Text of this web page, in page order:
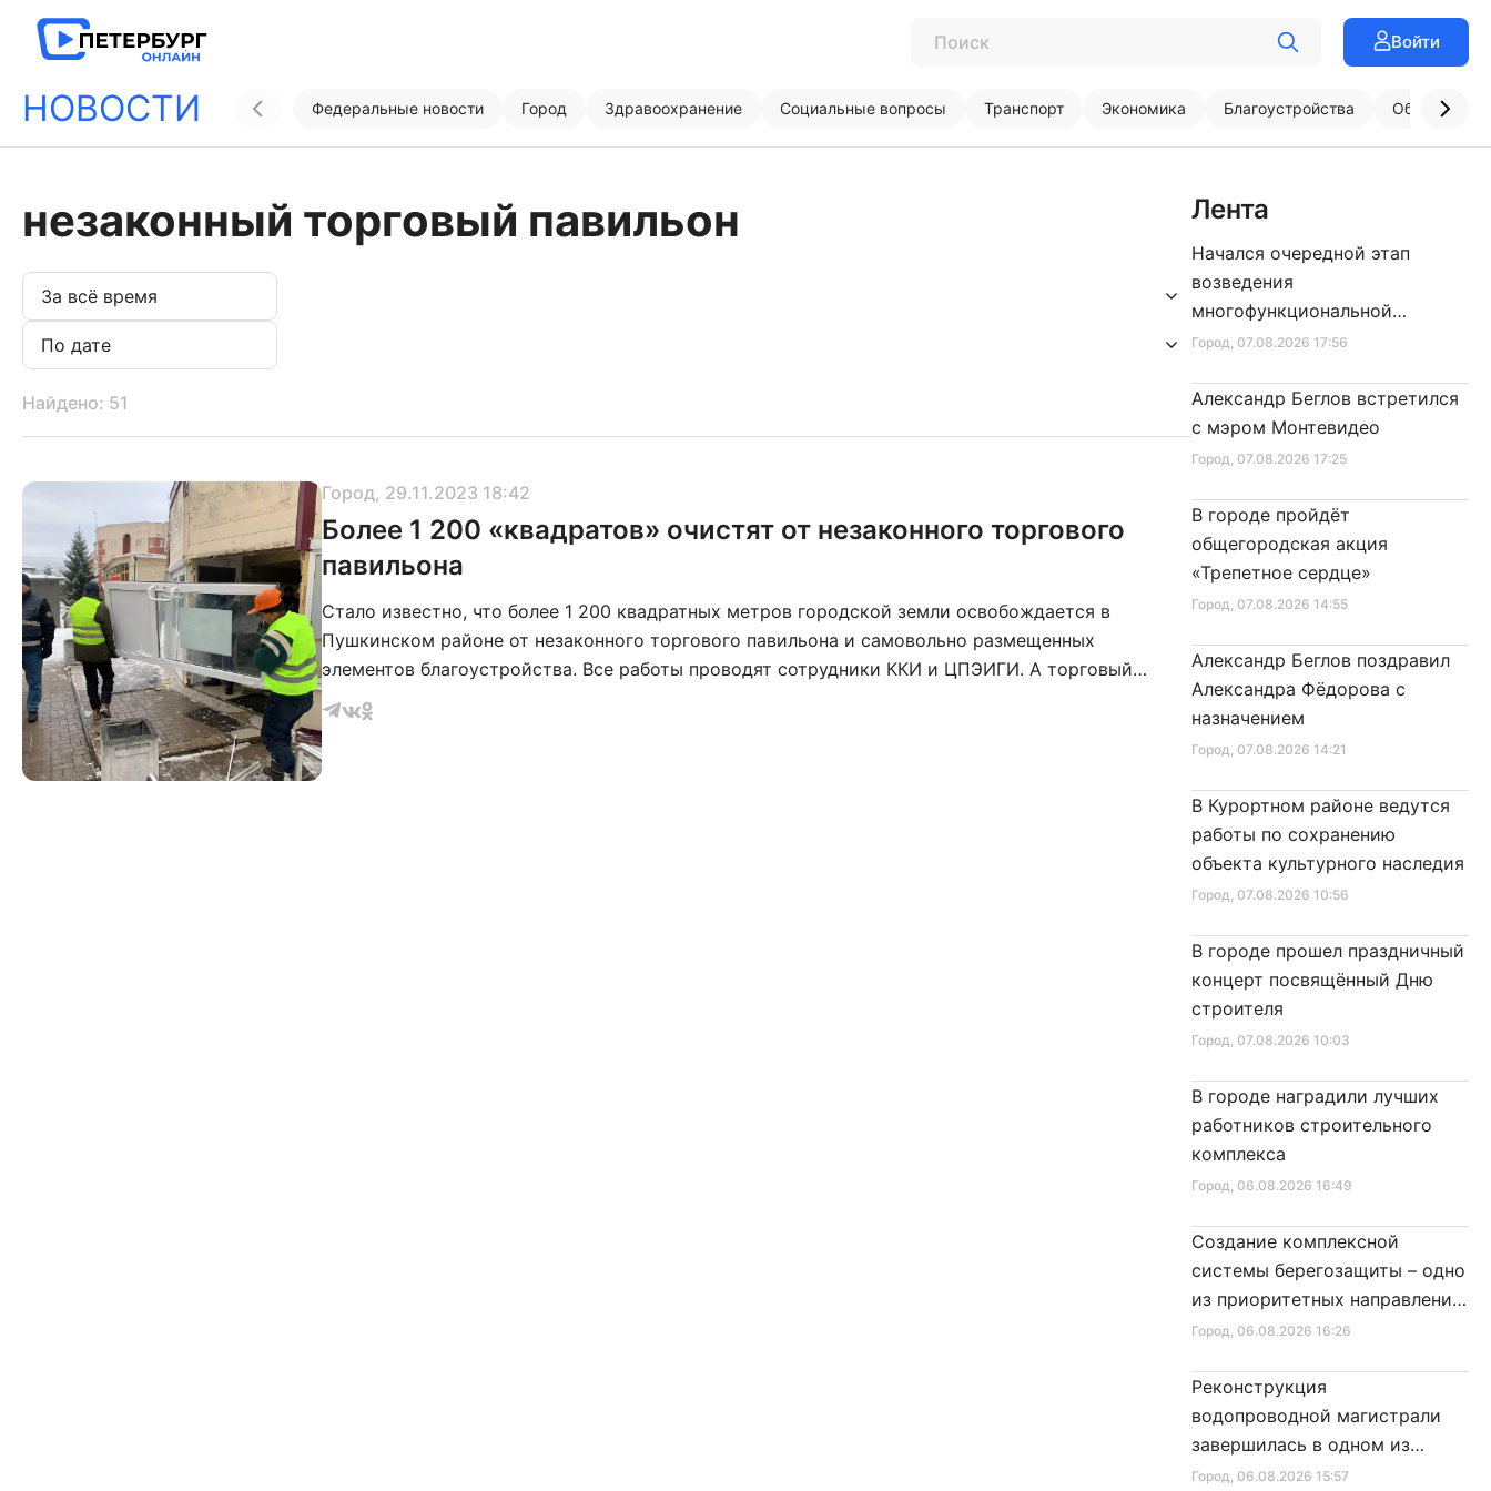
Войти
НОВОСТИ Федеральные новости Город Здравоохранение Социальные вопросы Транспорт Экономика Благоустройства
незаконный торговый павильон
Найдено: 51
Город, 29.11.2023 18:42
Более 1 200 «квадратов» очистят от незаконного торгового
павильона
Стало известно, что более 1 200 квадратных метров городской земли освобождается в
Пушкинском районе от незаконного торгового павильона и самовольно размещенных
элементов благоустройства. Все работы проводят сотрудники ККИ и ЦПЭИГИ. А торговый
павильон незаконно расположился на Малиновской улице, также арендатор нарушил условия
договора.
Лента
Город, 07.08.2026 17:56
Начался очередной этап
возведения
многофункциональной
площадки центра спорта
Город, 07.08.2026 17:25
Александр Беглов встретился
с мэром Монтевидео
Город, 07.08.2026 14:55
В городе пройдёт
общегородская акция
«Трепетное сердце»
Город, 07.08.2026 14:21
Александр Беглов поздравил
Александра Фёдорова с
назначением
Город, 07.08.2026 10:56
В Курортном районе ведутся
работы по сохранению
объекта культурного наследия
Город, 07.08.2026 10:03
В городе прошел праздничный
концерт посвящённый Дню
строителя
Город, 06.08.2026 16:49
В городе наградили лучших
работников строительного
комплекса
Город, 06.08.2026 16:26
Создание комплексной
системы берегозащиты – одно
из приоритетных направлений
развития Петербурга
Город, 06.08.2026 15:57
Реконструкция
водопроводной магистрали
завершилась в одном из
районов города